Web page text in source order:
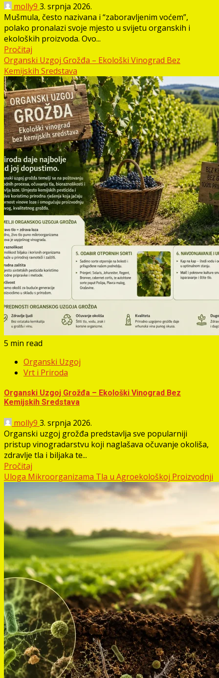
molly9 3. srpnja 2026.
Mušmula, često nazivana i “zaboravljenim voćem”,
polako pronalazi svoje mjesto u svijetu organskih i
ekoloških proizvoda. Ovo...
Pročitaj
Organski Uzgoj Grožđa – Ekološki Vinograd Bez
Kemijskih Sredstava
5 min read
Organski Uzgoj
Vrt i Priroda
Organski Uzgoj Grožđa – Ekološki Vinograd Bez
Kemijskih Sredstava
molly9 3. srpnja 2026.
Organski uzgoj grožđa predstavlja sve popularniji
pristup vinogradarstvu koji naglašava očuvanje okoliša,
zdravlje tla i biljaka te...
Pročitaj
Uloga Mikroorganizama Tla u Agroekološkoj Proizvodnji